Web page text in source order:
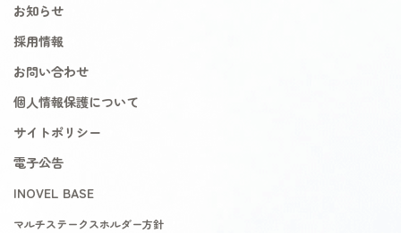
お知らせ
採用情報
お問い合わせ
個人情報保護について
サイトポリシー
電子公告
INOVEL BASE
マルチステークスホルダー方針